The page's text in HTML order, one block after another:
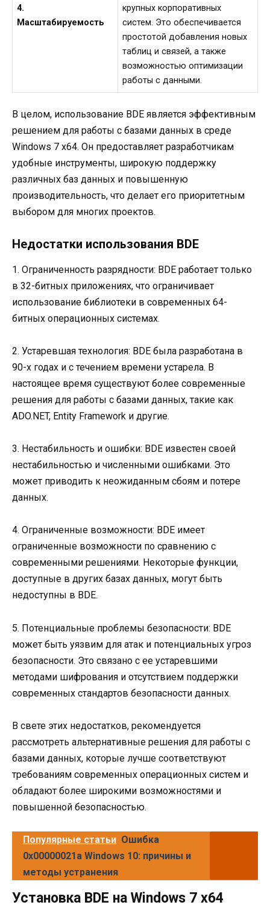
4.
Масштабируемость
крупных корпоративных
систем. Это обеспечивается
простотой добавления новых
таблиц и связей, а также
возможностью оптимизации
работы с данными.
В целом, использование BDE является эффективным
решением для работы с базами данных в среде
Windows 7 x64. Он предоставляет разработчикам
удобные инструменты, широкую поддержку
различных баз данных и повышенную
производительность, что делает его приоритетным
выбором для многих проектов.
Недостатки использования BDE
1. Ограниченность разрядности: BDE работает только
в 32-битных приложениях, что ограничивает
использование библиотеки в современных 64-
битных операционных системах.
2. Устаревшая технология: BDE была разработана в
90-х годах и с течением времени устарела. В
настоящее время существуют более современные
решения для работы с базами данных, такие как
ADO.NET, Entity Framework и другие.
3. Нестабильность и ошибки: BDE известен своей
нестабильностью и численными ошибками. Это
может приводить к неожиданным сбоям и потере
данных.
4. Ограниченные возможности: BDE имеет
ограниченные возможности по сравнению с
современными решениями. Некоторые функции,
доступные в других базах данных, могут быть
недоступны в BDE.
5. Потенциальные проблемы безопасности: BDE
может быть уязвим для атак и потенциальных угроз
безопасности. Это связано с ее устаревшими
методами шифрования и отсутствием поддержки
современных стандартов безопасности данных.
В свете этих недостатков, рекомендуется
рассмотреть альтернативные решения для работы с
базами данных, которые лучше соответствуют
требованиям современных операционных систем и
обладают более широкими возможностями и
повышенной безопасностью.
Популярные статьи Ошибка
0x00000021a Windows 10: причины и
методы устранения
Установка BDE на Windows 7 x64